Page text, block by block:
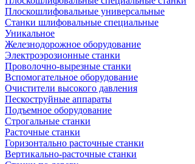
Плоскошлифовальные универсальные
Станки шлифовальные специальные
Уникальное
Железнодорожное оборудование
Электроэрозионные станки
Проволочно-вырезные станки
Вспомогательное оборудование
Очистители высокого давления
Пескоструйные аппараты
Подъемное оборудование
Строгальные станки
Расточные станки
Горизонтально расточные станки
Вертикально-расточные станки